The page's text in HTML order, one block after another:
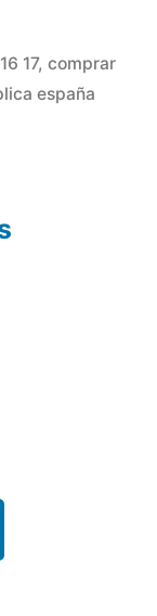
17, comprar
españa